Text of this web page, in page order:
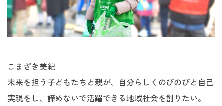
こまざき美紀
未来を担う子どもたちと親が、自分らしくのびのびと自己
実現をし、諦めないで活躍できる地域社会を創りたい。